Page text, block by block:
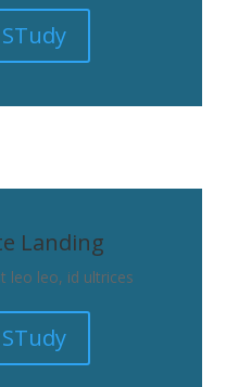
Landing
leo leo, id ultrices